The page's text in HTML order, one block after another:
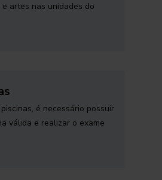
artes nas unidades do
é necessário possuir
válida e realizar o exame